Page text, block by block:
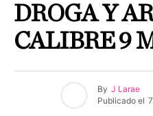
DROGA Y
CALIBRE 9
By J Larae
Publicado el